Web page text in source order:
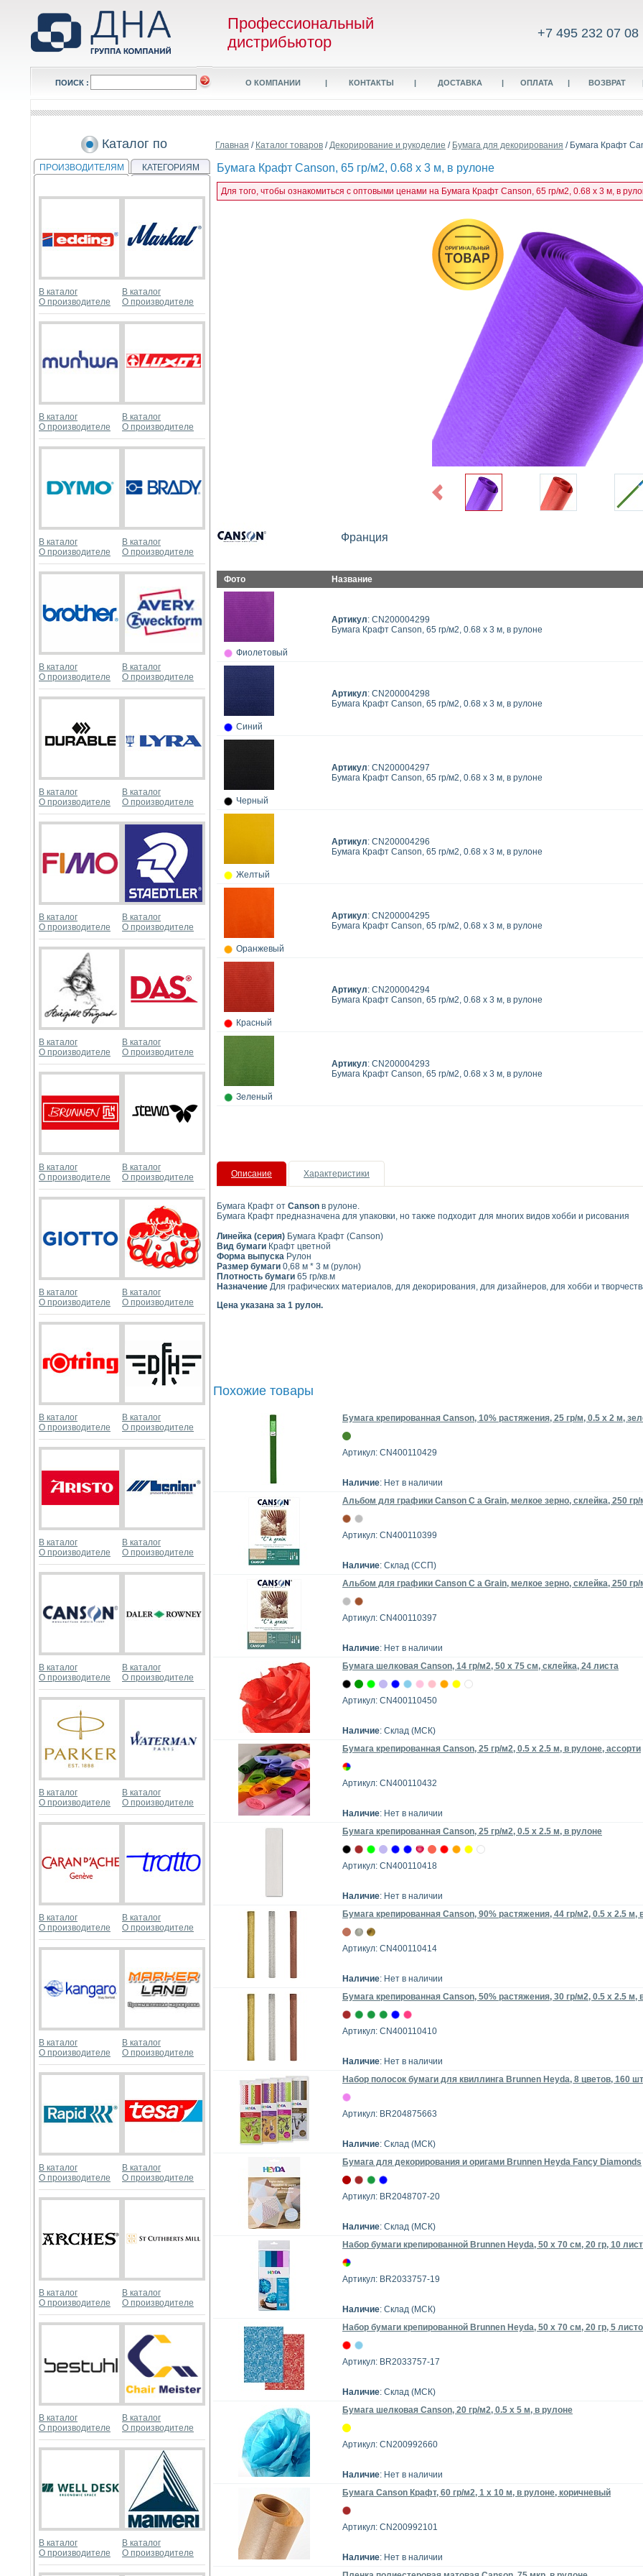
Профессиональный
дистрибьютор
+7 495 232 07 08
ПОИСК : О КОМПАНИИ | КОНТАКТЫ | ДОСТАВКА | ОПЛАТА | ВОЗВРАТ
Каталог по
ПРОИЗВОДИТЕЛЯМ КАТЕГОРИЯМ
В каталог
О производителе
В каталог
О производителе
В каталог
О производителе
В каталог
О производителе
В каталог
О производителе
В каталог
О производителе
В каталог
О производителе
В каталог
О производителе
В каталог
О производителе
В каталог
О производителе
В каталог
О производителе
В каталог
О производителе
В каталог
О производителе
В каталог
О производителе
В каталог
О производителе
В каталог
О производителе
В каталог
О производителе
В каталог
О производителе
В каталог
О производителе
В каталог
О производителе
В каталог
О производителе
В каталог
О производителе
В каталог
О производителе
В каталог
О производителе
В каталог
О производителе
В каталог
О производителе
В каталог
О производителе
В каталог
О производителе
В каталог
О производителе
В каталог
О производителе
В каталог
О производителе
В каталог
О производителе
В каталог
О производителе
В каталог
О производителе
В каталог
О производителе
В каталог
О производителе
В каталог
О производителе
В каталог
О производителе
Главная / Каталог товаров /Декорирование и рукоделие / Бумага для декорирования / Бумага Крафт
Бумага Крафт Canson, 65 гр/м2, 0.68 x 3 м, в рулоне
Для того, чтобы ознакомиться с оптовыми ценами на Бумага Крафт Canson, 65 гр/м2, 0.68 x 3 м, в
Previous
Франция
Фото Название
Фиолетовый
Артикул: CN200004299
Бумага Крафт Canson, 65 гр/м2, 0.68 x 3 м, в рулоне
Синий
Артикул: CN200004298
Бумага Крафт Canson, 65 гр/м2, 0.68 x 3 м, в рулоне
Черный
Артикул: CN200004297
Бумага Крафт Canson, 65 гр/м2, 0.68 x 3 м, в рулоне
Желтый
Артикул: CN200004296
Бумага Крафт Canson, 65 гр/м2, 0.68 x 3 м, в рулоне
Оранжевый
Артикул: CN200004295
Бумага Крафт Canson, 65 гр/м2, 0.68 x 3 м, в рулоне
Красный
Артикул: CN200004294
Бумага Крафт Canson, 65 гр/м2, 0.68 x 3 м, в рулоне
Зеленый
Артикул: CN200004293
Бумага Крафт Canson, 65 гр/м2, 0.68 x 3 м, в рулоне
Описание Характеристики
Бумага Крафт от Canson в рулоне.
Бумага Крафт предназначена для упаковки, но также подходит для многих видов хобби и рисования
Линейка (серия) Бумага Крафт (Canson)
Вид бумаги Крафт цветной
Форма выпуска Рулон
Размер бумаги 0,68 м * 3 м (рулон)
Плотность бумаги 65 гр/кв.м
Назначение Для графических материалов, для декорирования, для дизайнеров, для хобби и
Цена указана за 1 рулон.
Похожие товары
Бумага крепированная Canson, 10% растяжения, 25 гр/м, 0.5 x 2 м,
Артикул: CN400110429
Наличие: Нет в наличии
Альбом для графики Canson C a Grain, мелкое зерно, склейка, 250
Артикул: CN400110399
Наличие: Склад (ССП)
Альбом для графики Canson C a Grain, мелкое зерно, склейка, 250
Артикул: CN400110397
Наличие: Нет в наличии
Бумага шелковая Canson, 14 гр/м2, 50 х 75 см, склейка, 24 листа
Артикул: CN400110450
Наличие: Склад (МСК)
Бумага крепированная Canson, 25 гр/м2, 0.5 х 2.5 м, в рулоне, ассорти
Артикул: CN400110432
Наличие: Нет в наличии
Бумага крепированная Canson, 25 гр/м2, 0.5 х 2.5 м, в рулоне
Артикул: CN400110418
Наличие: Нет в наличии
Бумага крепированная Canson, 90% растяжения, 44 гр/м2, 0.5 x 2.5 м,
Артикул: CN400110414
Наличие: Нет в наличии
Бумага крепированная Canson, 50% растяжения, 30 гр/м2, 0.5 х 2.5 м,
Артикул: CN400110410
Наличие: Нет в наличии
Набор полосок бумаги для квиллинга Brunnen Heyda, 8 цветов, 160
Артикул: BR204875663
Наличие: Склад (МСК)
Бумага для декорирования и оригами Brunnen Heyda Fancy Diamonds
Артикул: BR2048707-20
Наличие: Склад (МСК)
Набор бумаги крепированной Brunnen Heyda, 50 х 70 см, 20 гр, 10
Артикул: BR2033757-19
Наличие: Склад (МСК)
Набор бумаги крепированной Brunnen Heyda, 50 х 70 см, 20 гр, 5
Артикул: BR2033757-17
Наличие: Склад (МСК)
Бумага шелковая Canson, 20 гp/м2, 0.5 x 5 м, в рулоне
Артикул: CN200992660
Наличие: Нет в наличии
Бумага Canson Крафт, 60 гp/м2, 1 x 10 м, в рулоне, коричневый
Артикул: CN200992101
Наличие: Нет в наличии